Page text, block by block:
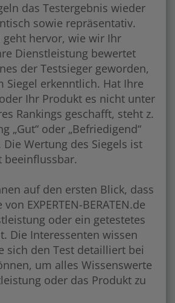
das Testergebnis wieder
sowie repräsentativ.
geht hervor, wie wir Ihr
Dienstleistung bewertet
der Testsieger geworden,
Siegel erkenntlich. Hat Ihre
Ihr Produkt es nicht unter
Rankings geschafft, steht z.
„Gut“ oder „Befriedigend“
Die Wertung des Siegels ist
beeinflussbar.
auf den ersten Blick, dass
EXPERTEN-BERATEN.de
oder ein getestetes
Die Interessenten wissen
sich den Test detailliert bei
um alles Wissenswerte
oder das Produkt zu